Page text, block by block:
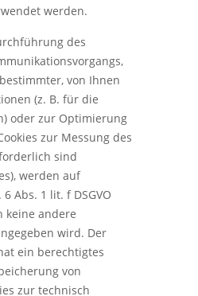
werden.
des
von Ihnen
(z. B. für die
oder zur Optimierung
zur Messung des
sind
werden auf
Abs. 1 lit. f DSGVO
keine andere
wird. Der
ein berechtigtes
von
zur technisch